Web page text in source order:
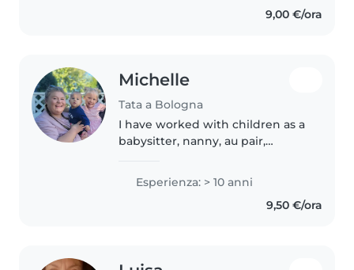
9,00 €/ora
Michelle
Tata a Bologna
I have worked with children as a
babysitter, nanny, au pair,
and for 5 years, as a mama. I have
a 1 year old son and 5 year old
Esperienza: > 10 anni
9,50 €/ora